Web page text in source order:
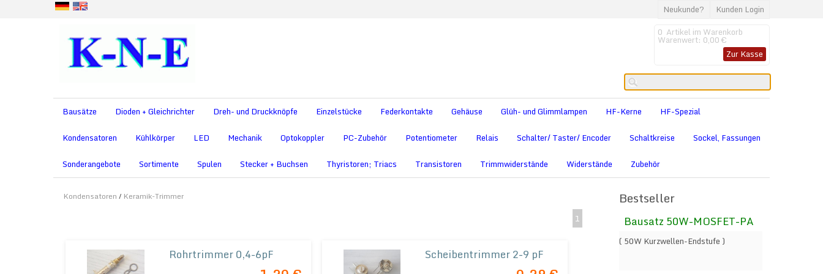
Kunden Login
Neukunde?
0 Artikel im Warenkorb
Warenwert: 0,00 €
Zur Kasse
Bausätze Dioden + Gleichrichter Dreh- und Druckknöpfe Einzelstücke Federkontakte Gehäuse Glüh- und Glimmlampen HF-Kerne
HF-Spezial
Kondensatoren
Kühlkörper LED Mechanik Optokoppler PC-Zubehör Potentiometer Relais Schalter/ Taster/ Encoder Schaltkreise
Sockel, Fassungen
Sonderangebote
Sortimente Spulen Stecker + Buchsen Thyristoren; Triacs Transistoren Trimmwiderstände Widerstände Zubehör
Kondensatoren / Keramik-Trimmer
1
Rohrtrimmer 0,4-6pF
- Präzisions-Rohrtrimmer, versilbert
Scheibentrimmer 2-9 pF
- Keramik-Scheibentrimmer 2-9 pF
Bestseller
Bausatz 50W-MOSFET-PA
( 50W Kurzwellen-Endstufe )